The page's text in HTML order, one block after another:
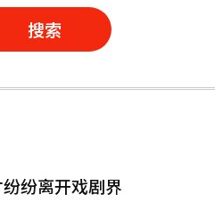
搜索
纷离开戏剧界